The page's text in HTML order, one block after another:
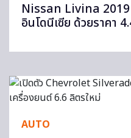
Nissan Livina 2019
อินโดนีเซีย ด้วยราคา
AUTO